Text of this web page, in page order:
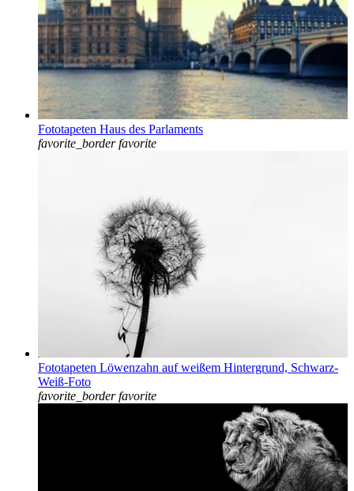
Fototapeten Haus des Parlaments
favorite_border favorite
Fototapeten Löwenzahn auf weißem Hintergrund, Schwarz-
Weiß-Foto
favorite_border favorite